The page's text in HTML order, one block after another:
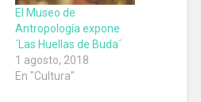
El Museo de
Antropología expone
´Las Huellas de Buda´
1 agosto, 2018
En "Cultura"